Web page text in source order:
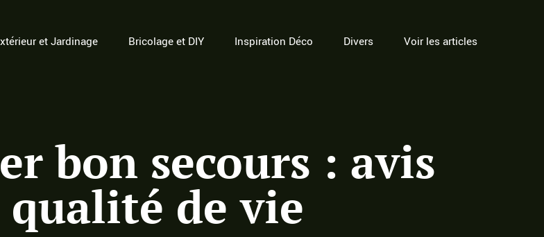
et Jardinage Bricolage et DIY Inspiration Déco Divers Voir les articles
bon secours : avis
de vie